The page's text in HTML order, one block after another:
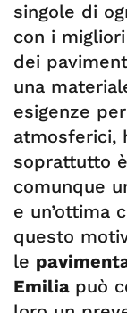
singole di
con i
dei
una
esigenze
atmosferici,
soprattutto
comunque
e un’ottima
questo
le
Emilia può